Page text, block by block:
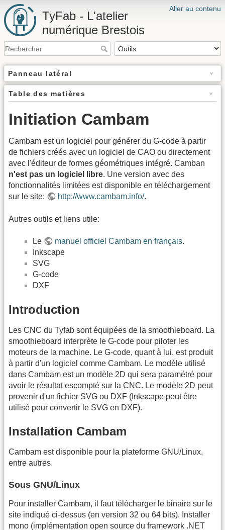
Aller au contenu
TyFab - L'atelier
numérique Brestois
Panneau latéral
Table des matières
Initiation Cambam
Cambam est un logiciel pour générer du G-code à partir
de fichiers créés avec un logiciel de CAO ou directement
avec l'éditeur de formes géométriques intégré. Camban
n'est pas un logiciel libre. Une version avec des
fonctionnalités limitées est disponible en téléchargement
sur le site:
http://www.cambam.info/.
Autres outils et liens utile:
Le manuel officiel Cambam en français.
Inkscape
SVG
G-code
DXF
Introduction
Les CNC du Tyfab sont équipées de la smoothieboard. La
smoothieboard interprète le G-code pour piloter les
moteurs de la machine. Le G-code, quant à lui, est produit
à partir d'un logiciel comme Cambam. Le modèle utilisé
dans Cambam est un modèle 2D qui sera paramétré pour
avoir le résultat escompté sur la CNC. Le modèle 2D peut
provenir d'un fichier SVG ou DXF (Inkscape peut être
utilisé pour convertir le SVG en DXF).
Installation Cambam
Cambam est disponible pour la plateforme GNU/Linux,
entre autres.
Sous GNU/Linux
Pour installer Cambam, il faut télécharger le binaire sur le
site indiqué ci-dessus (en version 32 ou 64 bits). Installer
mono (implémentation open source du framework .NET